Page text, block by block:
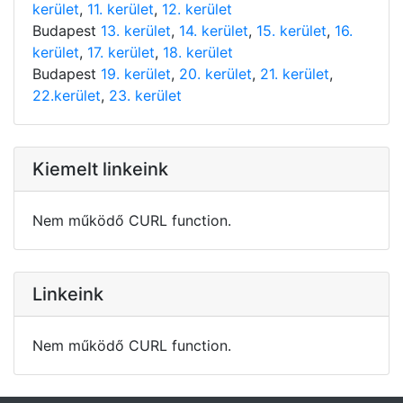
kerület, 11. kerület, 12. kerület
Budapest 13. kerület, 14. kerület, 15. kerület, 16.
kerület, 17. kerület, 18. kerület
Budapest 19. kerület, 20. kerület, 21. kerület,
22.kerület, 23. kerület
Kiemelt linkeink
Nem működő CURL function.
Linkeink
Nem működő CURL function.